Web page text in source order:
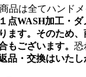
品は全てハンド
点WASH加工・
ます。そのため、
もございます。 恐
品・交換はいた